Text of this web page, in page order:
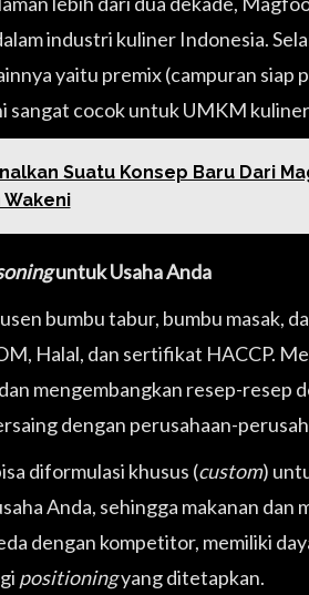
industri kuliner Indonesia.
yaitu premix (campuran siap
sangat cocok untuk UMKM
Suatu Konsep Baru Dari
untuk Usaha Anda
bumbu tabur, bumbu masak,
Halal, dan sertifikat HACCP.
mengembangkan resep-resep
dengan perusahaan-
diformulasi khusus (custom)
Anda, sehingga makanan dan
dengan kompetitor, memiliki
positioningyang ditetapkan.